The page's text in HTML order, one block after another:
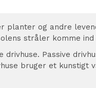
planter og andre
stråler komme
Passive
bruger et kunstigt